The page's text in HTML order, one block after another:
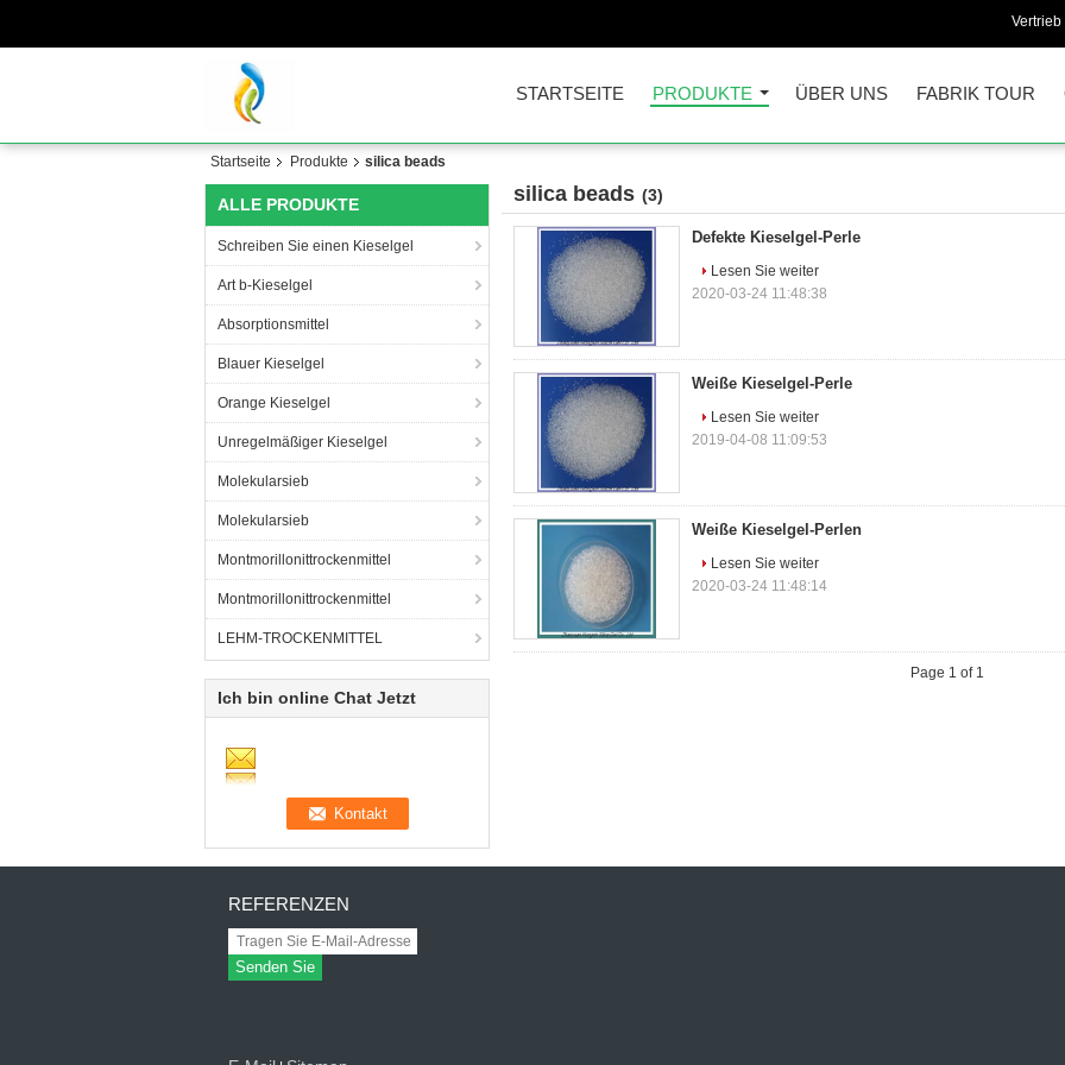
Vertrieb
STARTSEITE PRODUKTE ÜBER UNS FABRIK TOUR
Startseite Produkte silica beads
ALLE PRODUKTE
Schreiben Sie einen Kieselgel
Art b-Kieselgel
Absorptionsmittel
Blauer Kieselgel
Orange Kieselgel
Unregelmäßiger Kieselgel
Molekularsieb
Molekularsieb
Montmorillonittrockenmittel
Montmorillonittrockenmittel
LEHM-TROCKENMITTEL
Ich bin online Chat Jetzt
silica beads (3)
Defekte Kieselgel-Perle
Lesen Sie weiter
2020-03-24 11:48:38
Weiße Kieselgel-Perle
Lesen Sie weiter
2019-04-08 11:09:53
Weiße Kieselgel-Perlen
Lesen Sie weiter
2020-03-24 11:48:14
Page 1 of 1
REFERENZEN
Senden Sie